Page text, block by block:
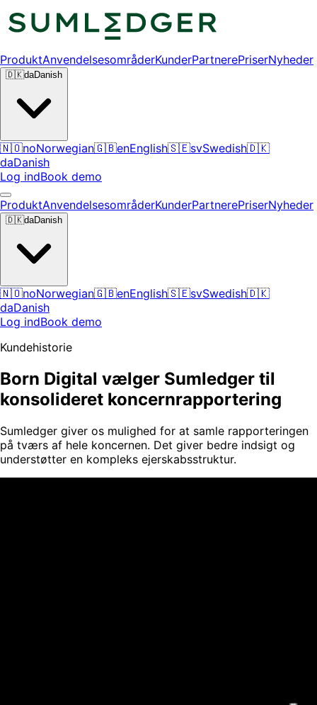
ProduktAnvendelsesområderKunderPartnerePriserNyheder
🇩🇰daDanish
🇳🇴noNorwegian🇬🇧enEnglish🇸🇪svSwedish🇩🇰
daDanish
Log indBook demo
ProduktAnvendelsesområderKunderPartnerePriserNyheder
🇩🇰daDanish
🇳🇴noNorwegian🇬🇧enEnglish🇸🇪svSwedish🇩🇰
daDanish
Log indBook demo
Kundehistorie
Born Digital vælger Sumledger til
konsolideret koncernrapportering
Sumledger giver os mulighed for at samle rapporteringen
på tværs af hele koncernen. Det giver bedre indsigt og
understøtter en kompleks ejerskabsstruktur.